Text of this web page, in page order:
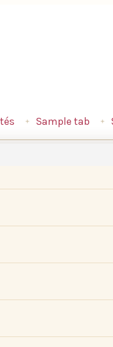
Sample tab